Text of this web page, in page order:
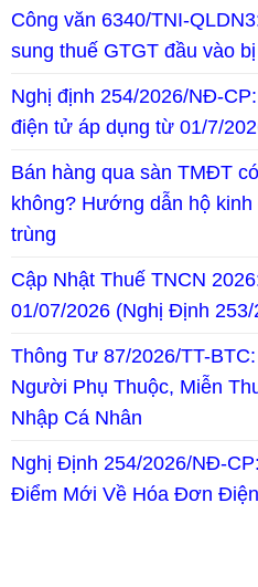
Công văn 6340/TNI-
sung thuế GTGT đầu vào
Nghị định 254/2026/NĐ-
điện tử áp dụng từ 01/7/
Bán hàng qua sàn TMĐT
không? Hướng dẫn hộ
trùng
Cập Nhật Thuế TNCN
01/07/2026 (Nghị Định
Thông Tư 87/2026/TT-
Người Phụ Thuộc, Miễn
Nhập Cá Nhân
Nghị Định 254/2026/NĐ-
Điểm Mới Về Hóa Đơn